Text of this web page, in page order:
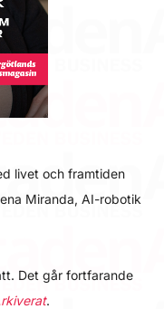
livet och framtiden
Miranda, AI-robotik
Det går fortfarande
.